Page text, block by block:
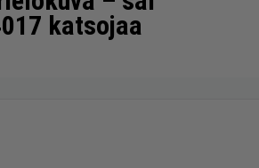
katsojaa